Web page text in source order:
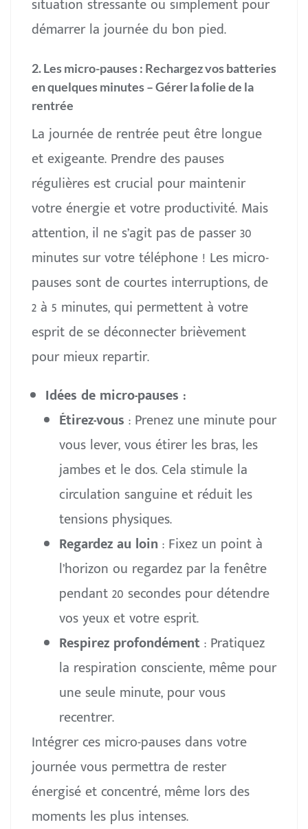
situation stressante ou simplement pour
démarrer la journée du bon pied.
2. Les micro-pauses : Rechargez vos batteries
en quelques minutes– Gérer la folie de la
rentrée
La journée de rentrée peut être longue
et exigeante. Prendre des pauses
régulières est crucial pour maintenir
votre énergie et votre productivité. Mais
attention, il ne s’agit pas de passer 30
minutes sur votre téléphone ! Les micro-
pauses sont de courtes interruptions, de
2 à 5 minutes, qui permettent à votre
esprit de se déconnecter brièvement
pour mieux repartir.
Idées de micro-pauses :
Étirez-vous : Prenez une minute pour
vous lever, vous étirer les bras, les
jambes et le dos. Cela stimule la
circulation sanguine et réduit les
tensions physiques.
Regardez au loin : Fixez un point à
l’horizon ou regardez par la fenêtre
pendant 20 secondes pour détendre
vos yeux et votre esprit.
Respirez profondément: Pratiquez
la respiration consciente, même pour
une seule minute, pour vous
recentrer.
Intégrer ces micro-pauses dans votre
journée vous permettra de rester
énergisé et concentré, même lors des
moments les plus intenses.